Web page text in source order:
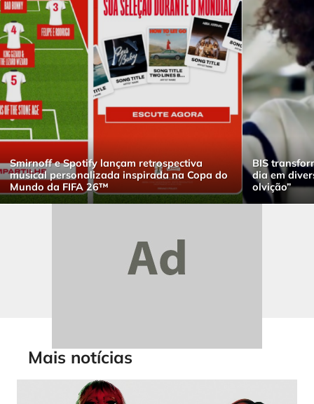
Smirnoff e Spotify lançam retrospectiva
musical personalizada inspirada na Copa do
Mundo da FIFA 26™
BIS
dia em
olvição”
Mais notícias